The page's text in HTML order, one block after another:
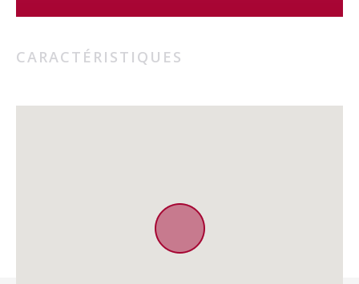
CARACTÉRISTIQUES